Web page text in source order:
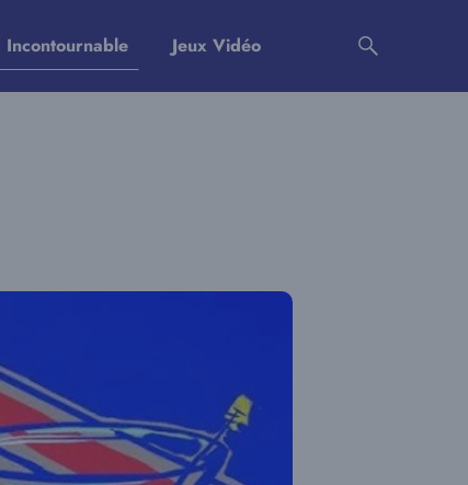
Incontournable Jeux Vidéo